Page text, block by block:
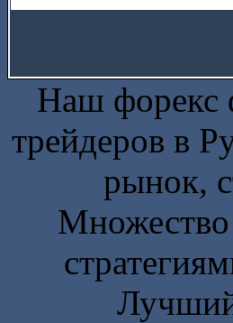
Наш форекс
трейдеров в
рынок,
Множество